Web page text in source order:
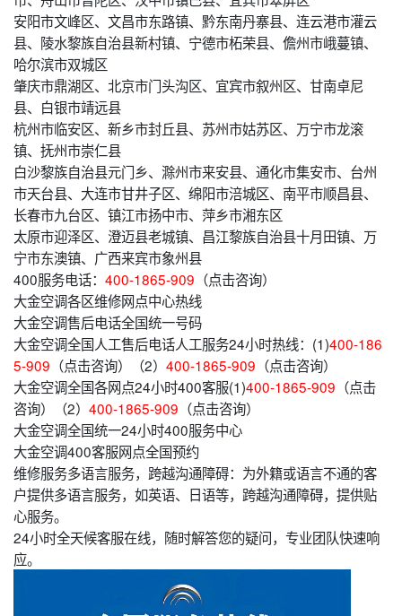
安阳市文峰区、文昌市东路镇、黔东南丹寨县、连云港市灌云
县、陵水黎族自治县新村镇、宁德市柘荣县、儋州市峨蔓镇、
哈尔滨市双城区
肇庆市鼎湖区、北京市门头沟区、宜宾市叙州区、甘南卓尼
县、白银市靖远县
杭州市临安区、新乡市封丘县、苏州市姑苏区、万宁市龙滚
镇、抚州市崇仁县
白沙黎族自治县元门乡、滁州市来安县、通化市集安市、台州
市天台县、大连市甘井子区、绵阳市涪城区、南平市顺昌县、
长春市九台区、镇江市扬中市、萍乡市湘东区
太原市迎泽区、澄迈县老城镇、昌江黎族自治县十月田镇、万
宁市东澳镇、广西来宾市象州县
400服务电话： 400-1865-909 （点击咨询）
大金空调各区维修网点中心热线
大金空调售后电话全国统一号码
大金空调全国人工售后电话人工服务24小时热线：(1)400-186
5-909 （点击咨询）（2） 400-1865-909 （点击咨询）
大金空调全国各网点24小时400客服(1)400-1865-909 （点击
咨询）（2） 400-1865-909 （点击咨询）
大金空调全国统一24小时400服务中心
大金空调400客服网点全国预约
维修服务多语言服务，跨越沟通障碍：为外籍或语言不通的客
户提供多语言服务，如英语、日语等，跨越沟通障碍，提供贴
心服务。
24小时全天候客服在线，随时解答您的疑问，专业团队快速响
应。